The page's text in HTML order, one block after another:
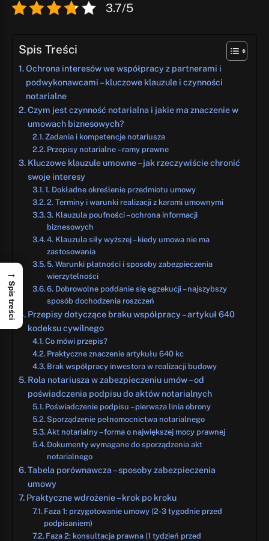
3.7/5
Spis Treści
Ochrona interesów we współpracy z partnerami i
podwykonawcami – kluczowe klauzule i czynności
notarialne
Czym jest czynność notarialna i jakie ma znaczenie w
umowach biznesowych?
Zadania i kompetencje notariusza
Przepisy notarialne – ramy prawne
Kluczowe klauzule umowne – jak rzeczywiście chronić
swoje interesy
1. Dokładne określenie przedmiotu umowy
2. Terminy i warunki realizacji z karami umownymi
3. Klauzula poufności – ochrona informacji
biznesowych
4. Klauzula siły wyższej – kiedy umowa nie ma
zastosowania
5. Warunki płatności i sposoby zabezpieczenia
wierzytelności
6. Dobrowolne poddanie się egzekucji – najszybszy
sposób dochodzenia roszczeń
Przepisy dotyczące braku współpracy – artykuł 640
kodeksu cywilnego
Co mówi przepis?
Praktyczne znaczenie artykułu 640 kc
Brak współpracy inwestora w realizacji budowy
Rola notariusza w zabezpieczeniu umów – od
poświadczenia podpisu do aktów notarialnych
Poświadczenie podpisu – pierwsza linia obrony
Sporządzenie pełnomocnictwa notarialnego
Akt notarialny – forma o największej mocy prawnej
Dokumenty wymagane do sporządzenia akt
notarialnego
Tabela porównawcza – sposoby zabezpieczenia
umowy
Praktyczne wdrożenie – krok po kroku
Faza 1: przygotowanie umowy (2-3 tygodnie przed
podpisaniem)
Faza 2: konsultacja prawna (1 tydzień przed
→
Spis treści